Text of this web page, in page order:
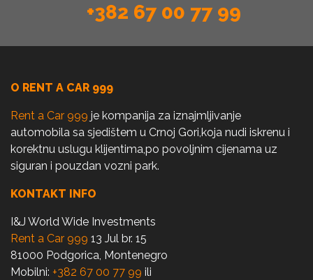
+382 67 00 77 99
O RENT A CAR 999
Rent a Car 999 je kompanija za iznajmljivanje
automobila sa sjedištem u Crnoj Gori,koja nudi iskrenu i
korektnu uslugu klijentima,po povoljnim cijenama uz
siguran i pouzdan vozni park.
KONTAKT INFO
I&J World Wide Investments
Rent a Car 999 13 Jul br. 15
81000 Podgorica, Montenegro
Mobilni: +382 67 00 77 99 ili